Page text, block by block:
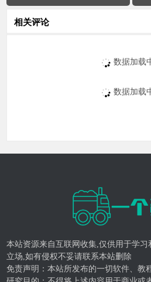
相关评论
数据加载
数据加载
本站资源来自互联网收集,仅供用于学
立场,如有侵权不妥请联系本站删除
免责声明：本站所发布的一切软件、教